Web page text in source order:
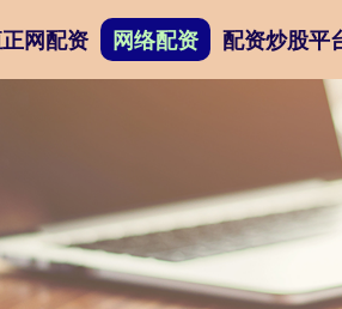
网配资 网络配资 配资炒股平